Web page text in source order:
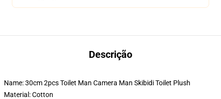
Descrição
Name: 30cm 2pcs Toilet Man Camera Man Skibidi Toilet Plush
Material: Cotton